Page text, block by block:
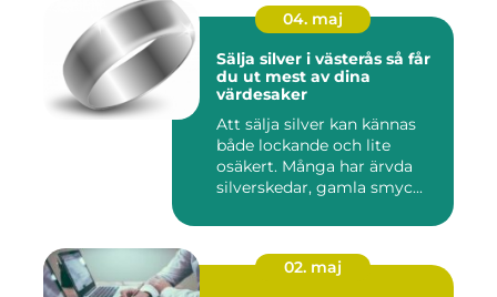
04. maj
Sälja silver i västerås så får
du ut mest av dina
värdesaker
Att sälja silver kan kännas
både lockande och lite
osäkert. Många har ärvda
silverskedar, gamla smyc...
02. maj